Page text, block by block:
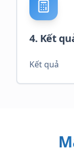
4. Kết
Kết quả